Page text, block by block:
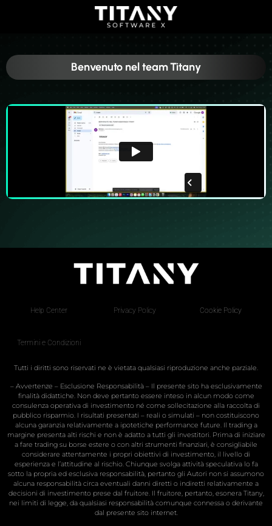
Benvenuto nel team Titany
Help Center Privacy Policy Cookie Policy
Termini e Condizioni
Tutti i diritti sono riservati ne è vietata qualsiasi riproduzione anche parziale.
– Avvertenze – Esclusione Responsabilità – Il presente sito ha esclusivamente
finalità didattiche. Non deve pertanto essere inteso in alcun modo come
consulenza operativa di investimento né come sollecitazione alla raccolta di
pubblico risparmio. I risultati presentati – reali o simulati – non costituiscono
alcuna garanzia relativamente a ipotetiche performance future. Il trading a
margine presenta alti rischi e non è adatto a tutti gli investitori. Prima di iniziare
a fare trading su borse estere o con altri strumenti finanziari, è consigliabile
considerare attentamente i propri obiettivi di investimento, il livello di
esperienza e l’attitudine al rischio. Chiunque svolga attività speculativa lo fa
sotto la propria ed esclusiva responsabilità, pertanto gli Autori non si assumono
alcuna responsabilità circa eventuali danni diretti o indiretti relativamente a
decisioni di investimento prese dal fruitore. Il fruitore, pertanto, esonera Titany,
nei limiti di legge, da qualsiasi responsabilità comunque connessa o derivante
dal presente sito internet.